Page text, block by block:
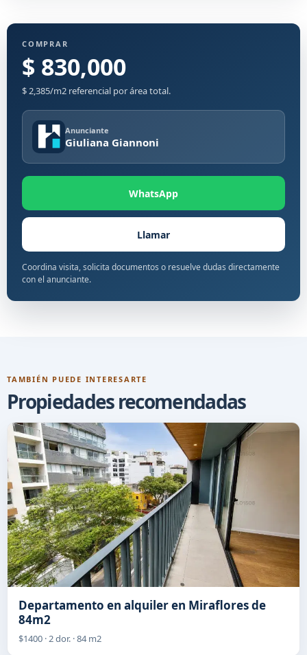
COMPRAR
$ 830,000
$ 2,385/m2 referencial por área total.
Anunciante
Giuliana Giannoni
WhatsApp
Llamar
Coordina visita, solicita documentos o resuelve dudas directamente
con el anunciante.
TAMBIÉN PUEDE INTERESARTE
Propiedades recomendadas
Departamento en alquiler en Miraflores de
84m2
$1400 · 2 dor. · 84 m2